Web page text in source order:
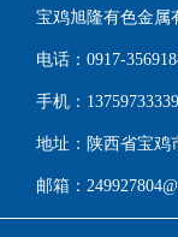
宝鸡旭隆有色金属
电话：0917-
手机：
地址：陕西省宝鸡
邮箱：